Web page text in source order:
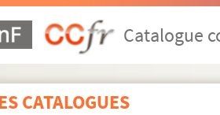
Catalogue
CATALOGUES